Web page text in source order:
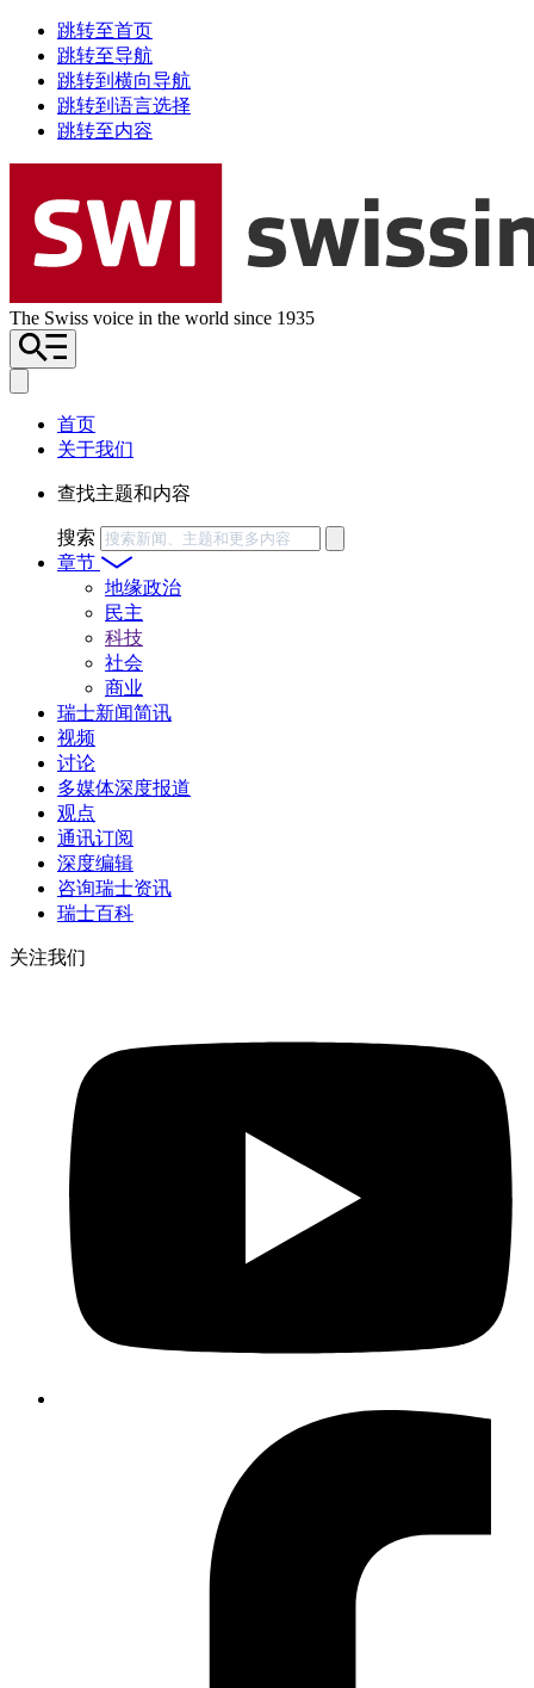
跳转至首页
跳转至导航
跳转到横向导航
跳转到语言选择
跳转至内容
The Swiss voice in the world since 1935
首页
关于我们
查找主题和内容
搜索
章节
地缘政治
民主
科技
社会
商业
瑞士新闻简讯
视频
讨论
多媒体深度报道
观点
通讯订阅
深度编辑
咨询瑞士资讯
瑞士百科
关注我们